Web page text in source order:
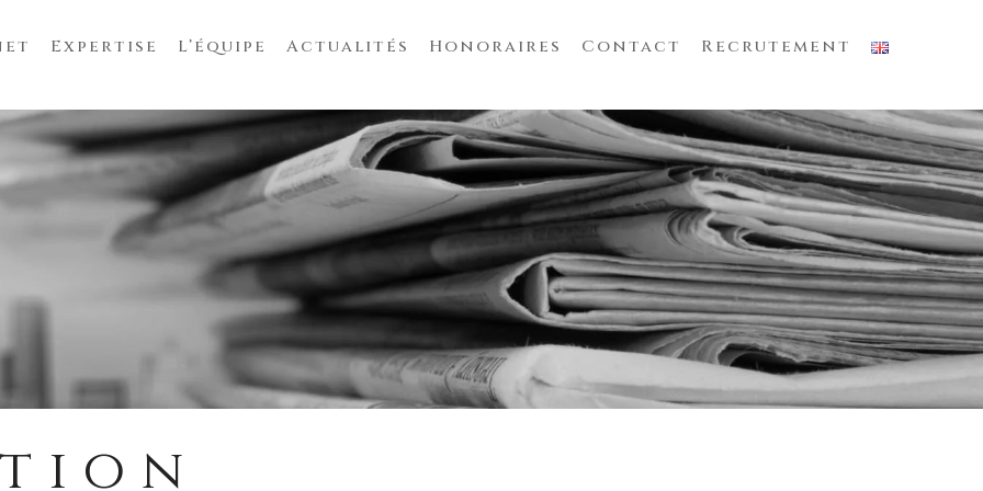
Expertise L’équipe Actualités Honoraires Contact Recrutement